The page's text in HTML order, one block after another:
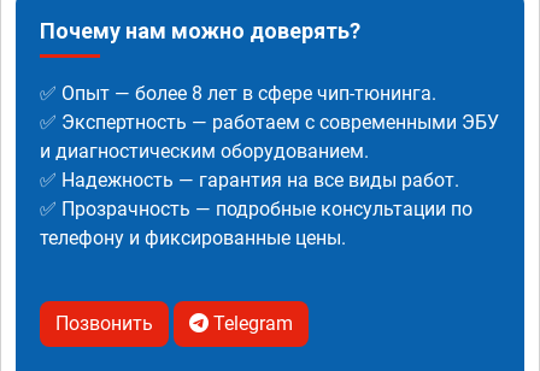
Почему нам можно доверять?
✅ Опыт — более 8 лет в сфере чип-тюнинга.
✅ Экспертность — работаем с современными ЭБУ
и диагностическим оборудованием.
✅ Надежность — гарантия на все виды работ.
✅ Прозрачность — подробные консультации по
телефону и фиксированные цены.
Позвонить Telegram